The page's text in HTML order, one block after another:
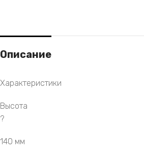
Описание
Характеристики
Высота
?
140 мм